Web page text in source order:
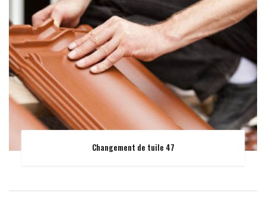
Changement de tuile 47